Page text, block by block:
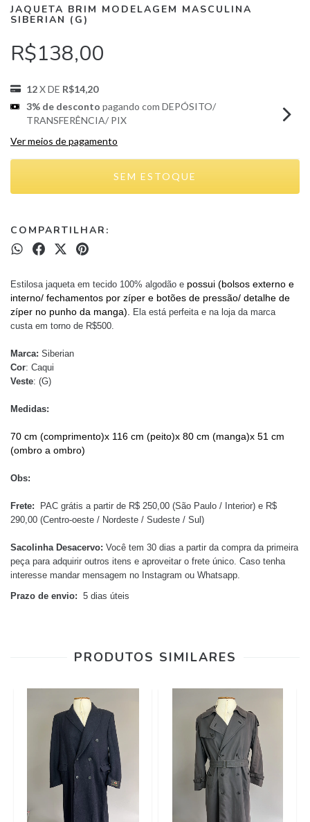
JAQUETA BRIM MODELAGEM MASCULINA
SIBERIAN (G)
R$138,00
12X DE R$14,20
3% de desconto pagando com DEPÓSITO/
TRANSFERÊNCIA/ PIX
Ver meios de pagamento
COMPARTILHAR:
Estilosa jaqueta em tecido 100% algodão e possui (bolsos externo e
interno/ fechamentos por zíper e botões de pressão/ detalhe de
zíper no punho da manga).
Ela está perfeita e na loja da marca
custa em torno de R$500.
Marca: Siberian
Cor: Caqui
Veste: (G)
Medidas:
70 cm (comprimento)x 116 cm (peito)x 80 cm (manga)x 51 cm
(ombro a ombro)
Obs:
Frete: PAC grátis a partir de R$ 250,00 (São Paulo / Interior) e R$
290,00 (Centro-oeste / Nordeste / Sudeste / Sul)
Sacolinha Desacervo: Você tem 30 dias a partir da compra da primeira
peça para adquirir outros itens e aproveitar o frete único. Caso tenha
interesse mandar mensagem no Instagram ou Whatsapp.
Prazo de envio: 5 dias úteis
PRODUTOS SIMILARES